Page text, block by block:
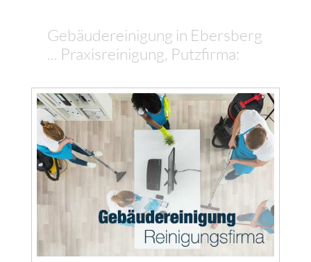
Gebäudereinigung in Ebersberg
... Praxisreinigung, Putzfirma: